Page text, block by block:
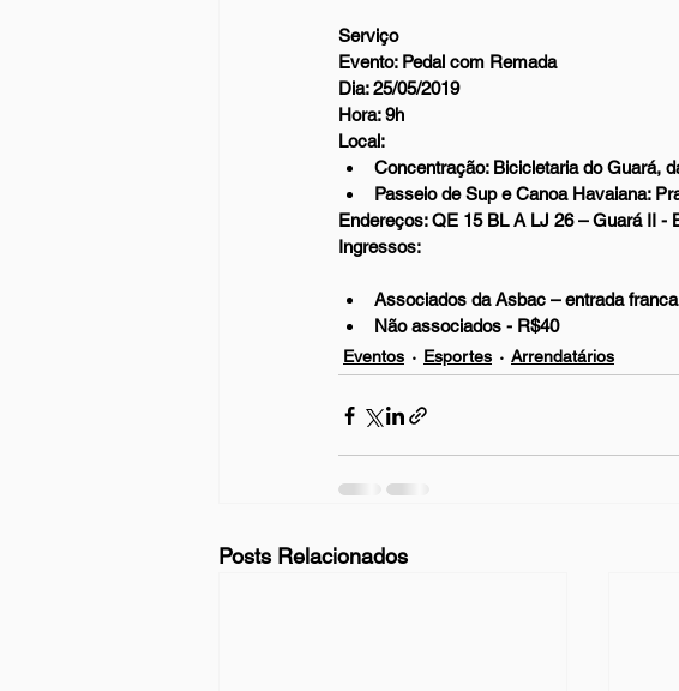
Serviço
Evento: Pedal com Remada
Dia: 25/05/2019
Hora: 9h
Local:
Concentração: Bicicletaria do Guará,
Passeio de Sup e Canoa Havaiana:
Endereços: QE 15 BL A LJ 26 – Guará II -
Ingressos:
Associados da Asbac – entrada franca
Não associados - R$40
Eventos Esportes Arrendatários
Posts Relacionados